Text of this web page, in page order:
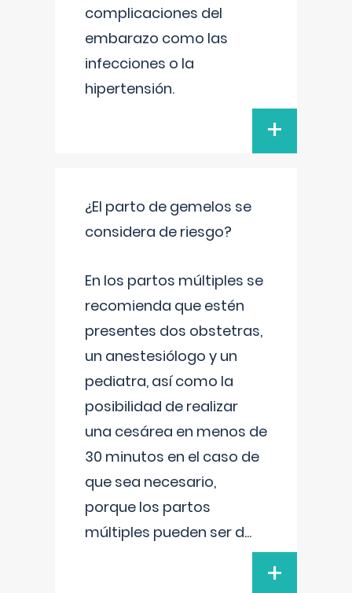
complicaciones del
embarazo como las
infecciones o la
hipertensión.
+
¿El parto de gemelos se
considera de riesgo?
En los partos múltiples se
recomienda que estén
presentes dos obstetras,
un anestesiólogo y un
pediatra, así como la
posibilidad de realizar
una cesárea en menos de
30 minutos en el caso de
que sea necesario,
porque los partos
múltiples pueden ser d...
+